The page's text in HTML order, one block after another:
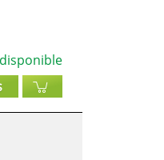
disponible